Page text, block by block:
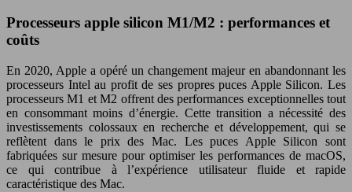
Processeurs apple silicon M1/M2 : performances et
coûts
En 2020, Apple a opéré un changement majeur en abandonnant les
processeurs Intel au profit de ses propres puces Apple Silicon. Les
processeurs M1 et M2 offrent des performances exceptionnelles tout
en consommant moins d’énergie. Cette transition a nécessité des
investissements colossaux en recherche et développement, qui se
reflètent dans le prix des Mac. Les puces Apple Silicon sont
fabriquées sur mesure pour optimiser les performances de macOS,
ce qui contribue à l’expérience utilisateur fluide et rapide
caractéristique des Mac.